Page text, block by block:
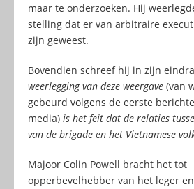
maar te onderzoeken. Hij
stelling dat er van arbitraire
zijn geweest.
Bovendien schreef hij in zijn
weerlegging van deze weergave (van
gebeurd volgens de eerste
media) is het feit dat de relaties
van de brigade en het Vietnamese
Majoor Colin Powell bracht het tot
opperbevelhebber van het leger